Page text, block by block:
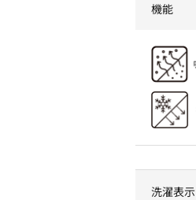
機能
洗濯表示